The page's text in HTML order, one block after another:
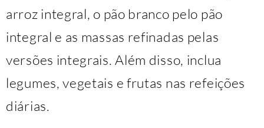
arroz integral, o pão branco pelo pão
integral e as massas refinadas pelas
versões integrais. Além disso, inclua
legumes, vegetais e frutas nas refeições
diárias.